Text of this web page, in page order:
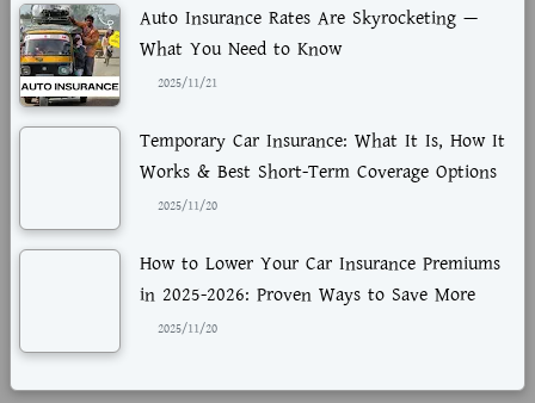
Auto Insurance Rates Are Skyrocketing —
What You Need to Know
2025/11/21
Temporary Car Insurance: What It Is, How It
Works & Best Short-Term Coverage Options
2025/11/20
How to Lower Your Car Insurance Premiums
in 2025-2026: Proven Ways to Save More
2025/11/20